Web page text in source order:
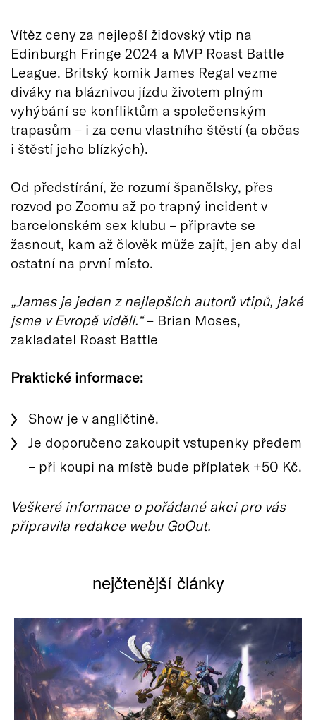
Vítěz ceny za nejlepší židovský vtip na
Edinburgh Fringe 2024 a MVP Roast Battle
League. Britský komik James Regal vezme
diváky na bláznivou jízdu životem plným
vyhýbání se konfliktům a společenským
trapasům – i za cenu vlastního štěstí (a občas
i štěstí jeho blízkých).
Od předstírání, že rozumí španělsky, přes
rozvod po Zoomu až po trapný incident v
barcelonském sex klubu – připravte se
žasnout, kam až člověk může zajít, jen aby dal
ostatní na první místo.
„James je jeden z nejlepších autorů vtipů, jaké
jsme v Evropě viděli.“– Brian Moses,
zakladatel Roast Battle
Praktické informace:
Show je v angličtině.
Je doporučeno zakoupit vstupenky předem
– při koupi na místě bude příplatek +50 Kč.
Veškeré informace o pořádané akci pro vás
připravila redakce webu GoOut.
nejčtenější články